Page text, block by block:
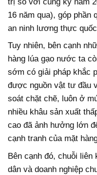
16 năm qua), góp phần
an ninh lương thực
Tuy nhiên, bên cạnh
hàng lúa gạo nước ta
sớm có giải pháp khắc
được nguồn vật tư đầu
soát chặt chẽ, luôn ở
nhiều khâu sản xuất
cao đã ảnh hưởng lớn
cạnh tranh của mặt
Bên cạnh đó, chuỗi
dân và doanh nghiệp